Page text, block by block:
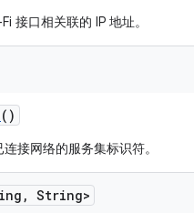
接口相关联的 IP 地址。
()
接网络的服务集标识符。
, String>